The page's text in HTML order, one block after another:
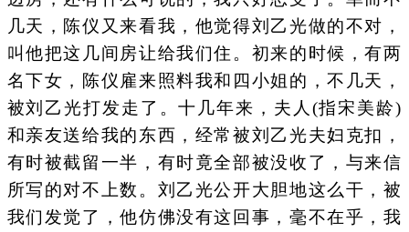
几天，陈仪又来看我，他觉得刘乙光做的不对，
叫他把这几间房让给我们住。初来的时候，有两
名下女，陈仪雇来照料我和四小姐的，不几天，
被刘乙光打发走了。十几年来，夫人(指宋美龄)
和亲友送给我的东西，经常被刘乙光夫妇克扣，
有时被截留一半，有时竟全部被没收了，与来信
所写的对不上数。刘乙光公开大胆地这么干，被
我们发觉了，他仿佛没有这回事，毫不在乎，我